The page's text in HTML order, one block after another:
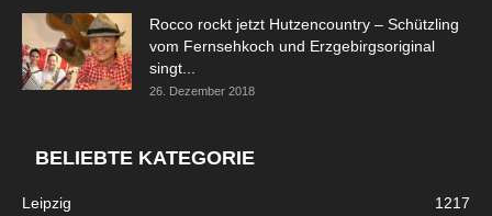
Rocco rockt jetzt Hutzencountry – Schützling
vom Fernsehkoch und Erzgebirgsoriginal
singt...
26. Dezember 2018
BELIEBTE KATEGORIE
Leipzig
1217